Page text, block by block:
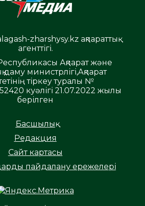
zharshysy.kz ақпараттық
агенттігі.
Республикасы Ақпарат және
даму министрлігі,Ақпарат
тіркеу туралы №
куәлігі 21.07.2022 жылы
берілген
Басшылық
Редакция
Сайт картасы
пайдалану ережелері